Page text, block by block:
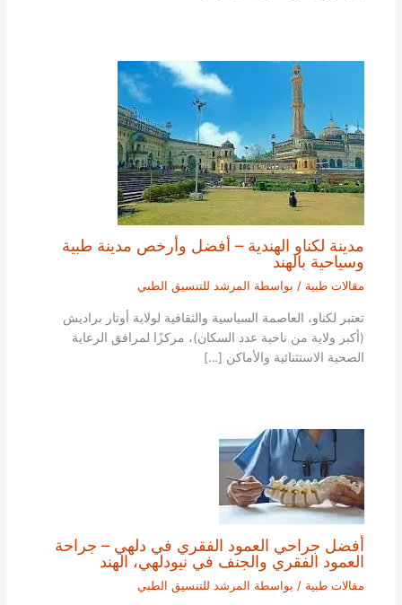
مدينة لكناو الهندية – أفضل وأرخص مدينة طبية
وسياحية بالهند
مقالات طبية / بواسطة المرشد للتنسيق الطبي
تعتبر لكناو، العاصمة السياسية والثقافية لولاية أوتار براديش
(أكبر ولاية من ناحية عدد السكان)، مركزًا لمرافق الرعاية
الصحية الاستثنائية والأماكن […]
أفضل جراحي العمود الفقري في دلهي – جراحة
العمود الفقري والجنف في نيودلهي، الهند
مقالات طبية / بواسطة المرشد للتنسيق الطبي